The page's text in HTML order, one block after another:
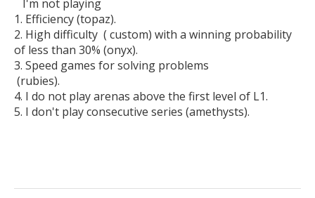
1. Efficiency (topaz).
2. High difficulty  ( custom) with a winning probability
of less than 30% (onyx).
3. Speed games for solving problems
4. I do not play arenas above the first level of L1.
5. I don't play consecutive series (amethysts).